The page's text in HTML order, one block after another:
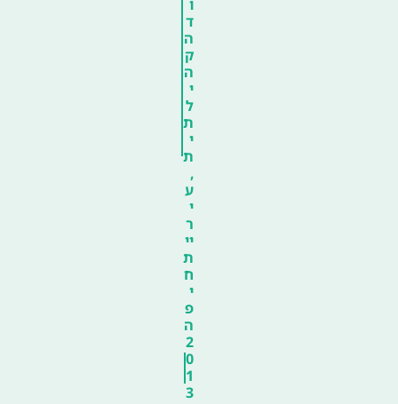
ו
ד
ה
ק
ה
י
ל
ת
י
ת
,
ע
י
ר
יי
ת
ח
י
פ
ה
2
0
1
3